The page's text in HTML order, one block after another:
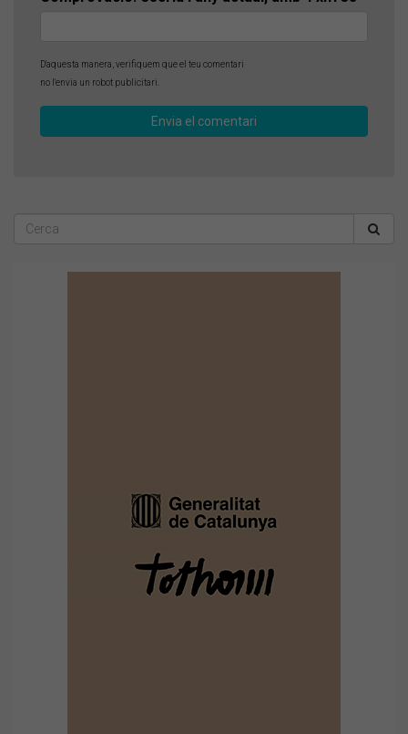
D'aquesta manera, verifiquem que el teu comentari
no l'envia un robot publicitari.